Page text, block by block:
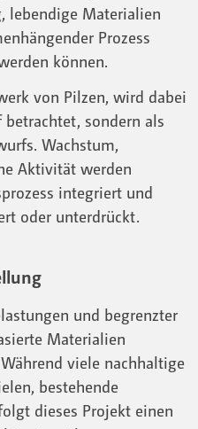
lebendige Materialien
Prozess
können.
von Pilzen, wird dabei
sondern als
Wachstum,
Aktivität werden
integriert und
oder unterdrückt.
und begrenzter
Materialien
viele nachhaltige
bestehende
dieses Projekt einen